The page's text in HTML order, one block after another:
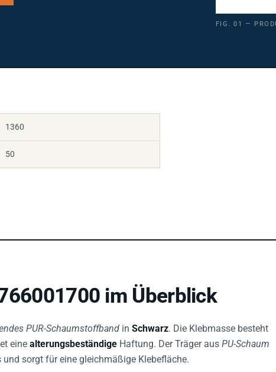
FIG. 01 —
1360
50
im Überblick
PUR-Schaumstoffband in Schwarz. Die Klebmasse besteht
eine alterungsbeständige Haftung. Der Träger aus PU-Schaum
sorgt für eine gleichmäßige Klebefläche.